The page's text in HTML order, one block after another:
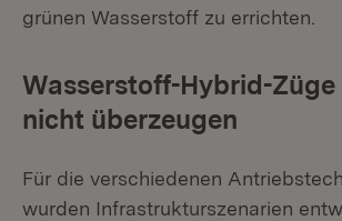
grünen Wasserstoff zu errichten.
Wasserstoff-Hybrid-
nicht überzeugen
Für die verschiedenen
wurden Infrastrukturszenarien